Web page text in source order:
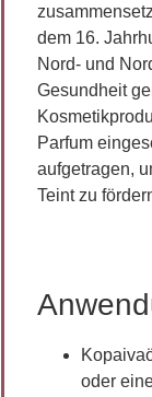
dem 16.
Nord- und
Gesundheit
Parfum
aufgetragen,
Teint zu
oder